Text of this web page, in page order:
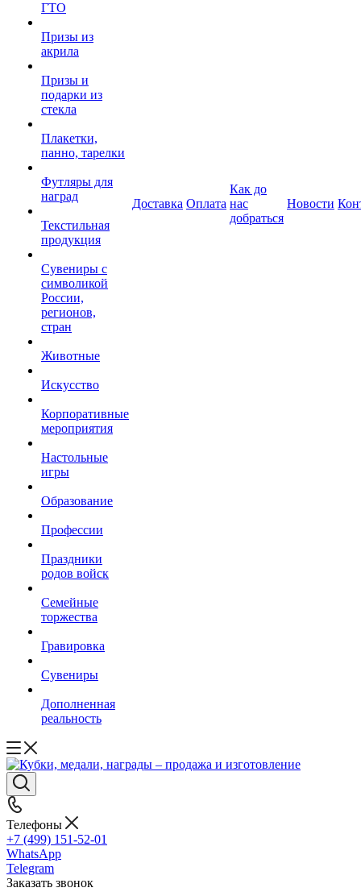
ГТО
Призы из
акрила
Призы и
подарки из
стекла
Плакетки,
панно, тарелки
Футляры для
наград
Текстильная
продукция
Сувениры с
символикой
России,
регионов,
стран
Животные
Искусство
Корпоративные
мероприятия
Настольные
игры
Образование
Профессии
Праздники
родов войск
Семейные
торжества
Гравировка
Сувениры
Дополненная
реальность
Доставка Оплата
Как до
нас
добраться
Новости
Телефоны
+7 (499) 151-52-01
WhatsApp
Telegram
Заказать звонок